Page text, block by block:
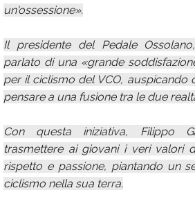
un'ossessione».
Il presidente del Pedale
parlato di una «grande
per il ciclismo del VCO, auspicando
pensare a una fusione tra le due
Con questa iniziativa, Filippo
trasmettere ai giovani i veri valori
rispetto e passione, piantando un
ciclismo nella sua terra.